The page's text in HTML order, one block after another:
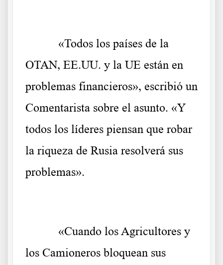
«Todos los países de la
OTAN, EE.UU. y la UE están en
problemas financieros», escribió un
Comentarista sobre el asunto. «Y
todos los líderes piensan que robar
la riqueza de Rusia resolverá sus
problemas».
«Cuando los Agricultores y
los Camioneros bloquean sus